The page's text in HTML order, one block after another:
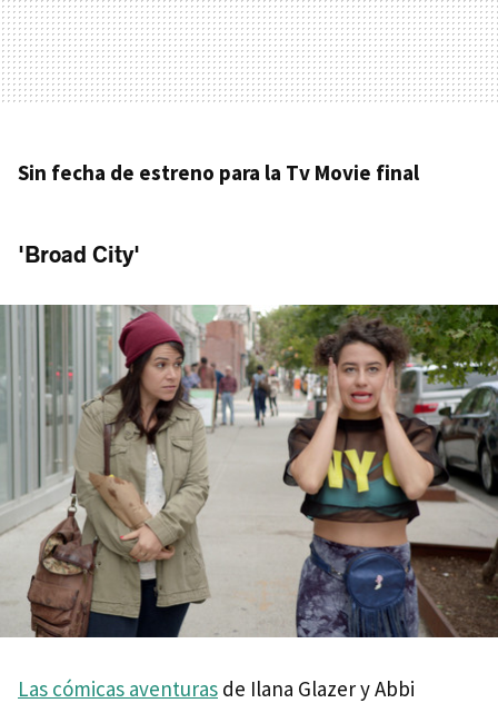
Sin fecha de estreno para la Tv Movie final
'Broad City'
Las cómicas aventuras de Ilana Glazer y Abbi